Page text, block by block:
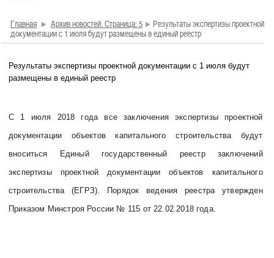
Главная Архив новостей. Страница: 5
Результаты экспертизы проектной
документации с 1 июля будут размещены в единый реестр
Результаты экспертизы проектной документации с 1 июля будут
размещены в единый реестр
С 1 июля 2018 года все заключения экспертизы проектной
документации объектов капитального строительства будут
вноситься Единый государственный реестр заключений
экспертизы проектной документации объектов капитального
строительства (ЕГРЗ). Порядок ведения реестра утвержден
Приказом Минстроя России № 115 от 22.02.2018 года.